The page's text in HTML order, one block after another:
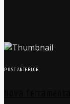
POST ANTERIOR